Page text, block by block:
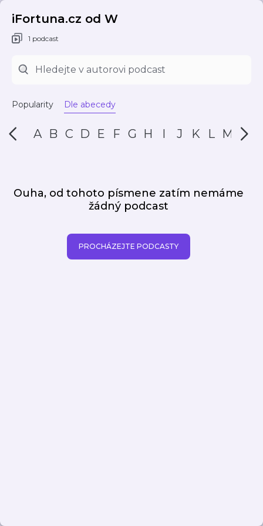
iFortuna.cz od W
1 podcast
Popularity Dle abecedy
A B C D E F G H I J K L M N
Ouha, od tohoto písmene zatím nemáme
žádný podcast
PROCHÁZEJTE PODCASTY